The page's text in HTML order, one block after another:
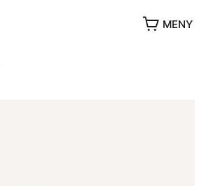
MENY